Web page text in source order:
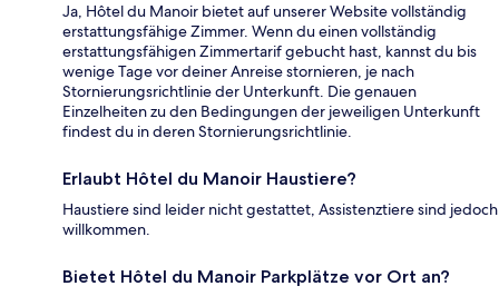
Ja, Hôtel du Manoir bietet auf unserer Website vollständig
erstattungsfähige Zimmer. Wenn du einen vollständig
erstattungsfähigen Zimmertarif gebucht hast, kannst du bis
wenige Tage vor deiner Anreise stornieren, je nach
Stornierungsrichtlinie der Unterkunft. Die genauen
Einzelheiten zu den Bedingungen der jeweiligen Unterkunft
findest du in deren Stornierungsrichtlinie.
Erlaubt Hôtel du Manoir Haustiere?
Haustiere sind leider nicht gestattet, Assistenztiere sind jedoch
willkommen.
Bietet Hôtel du Manoir Parkplätze vor Ort an?